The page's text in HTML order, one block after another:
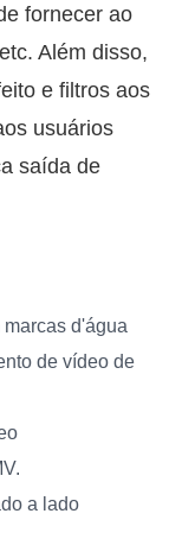
fornecer ao
Além disso,
e filtros aos
usuários
saída de
d'água
de vídeo de
a lado